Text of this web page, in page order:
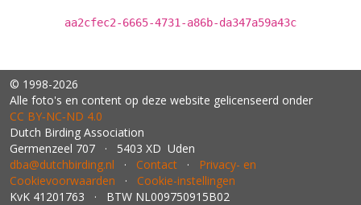
aa2cfec2-6665-4731-a86b-da347a59a43c
© 1998-2026
Alle foto's en content op deze website gelicenseerd onder
CC BY‑NC‑ND 4.0
Dutch Birding Association
Germenzeel 707 · 5403 XD Uden
dba@dutchbirding.nl · Contact · Privacy- en
Cookievoorwaarden · Cookie-instellingen
KvK 41201763 · BTW NL009750915B02